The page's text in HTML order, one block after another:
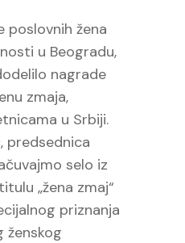
poslovnih žena
u Beogradu,
nagrade
zmaja,
u Srbiji.
predsednica
selo iz
„žena zmaj“
priznanja
ženskog